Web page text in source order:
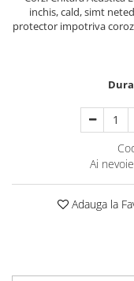
Triole / Melodica
Trompete
Trompete piccolo
inchis, cald, simt
protector impotriva
Ai
Adauga la